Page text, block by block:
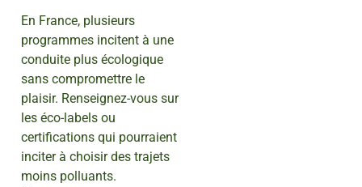
En France, plusieurs
programmes incitent à une
conduite plus écologique
sans compromettre le
plaisir. Renseignez-vous sur
les éco-labels ou
certifications qui pourraient
inciter à choisir des trajets
moins polluants.